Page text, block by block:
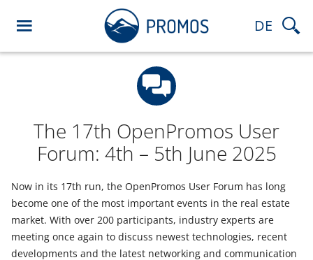
DE
The 17th OpenPromos User
Forum: 4th – 5th June 2025
Now in its 17th run, the OpenPromos User Forum has long
become one of the most important events in the real estate
market. With over 200 participants, industry experts are
meeting once again to discuss newest technologies, recent
developments and the latest networking and communication